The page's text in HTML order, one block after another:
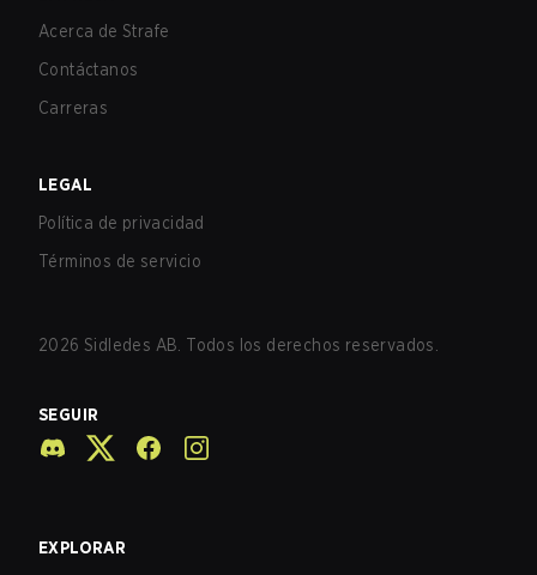
Acerca de Strafe
Contáctanos
Carreras
LEGAL
Política de privacidad
Términos de servicio
2026 Sidledes AB. Todos los derechos reservados.
SEGUIR
EXPLORAR